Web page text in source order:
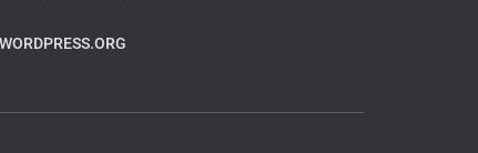
WORDPRESS.ORG